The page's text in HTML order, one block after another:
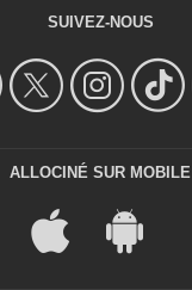
SUIVEZ-NOUS
ALLOCINÉ SUR MOBILE